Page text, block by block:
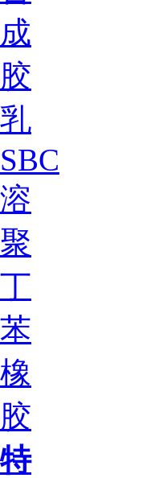
成
胶
乳
SBC
溶
聚
丁
苯
橡
胶
特